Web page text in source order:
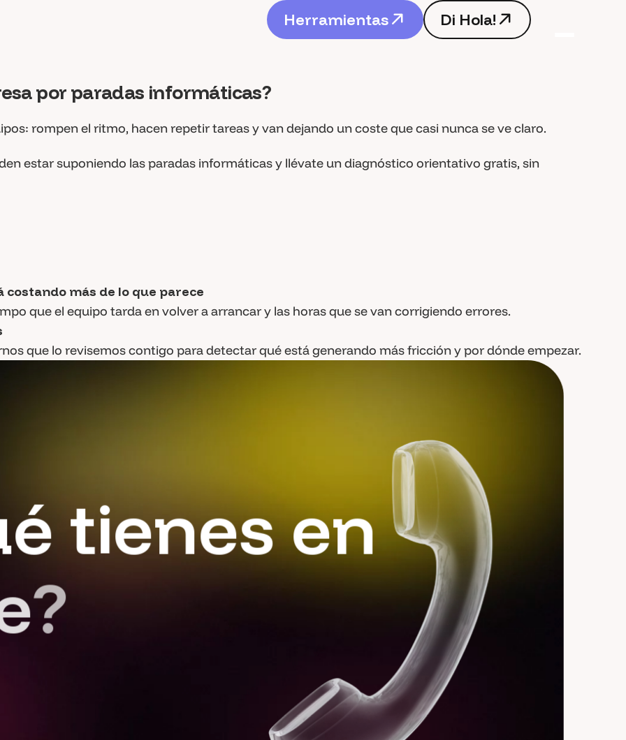
Herramientas
Herramientas
Di Hola!
DiHola!
por paradas informáticas?
rompen el ritmo, hacen repetir tareas y van dejando un coste que casi nunca se ve claro.
estar suponiendo las paradas informáticas y llévate un diagnóstico orientativo gratis, sin
costando más de lo que parece
que el equipo tarda en volver a arrancar y las horas que se van corrigiendo errores.
que lo revisemos contigo para detectar qué está generando más fricción y por dónde empezar.
étienesen
?